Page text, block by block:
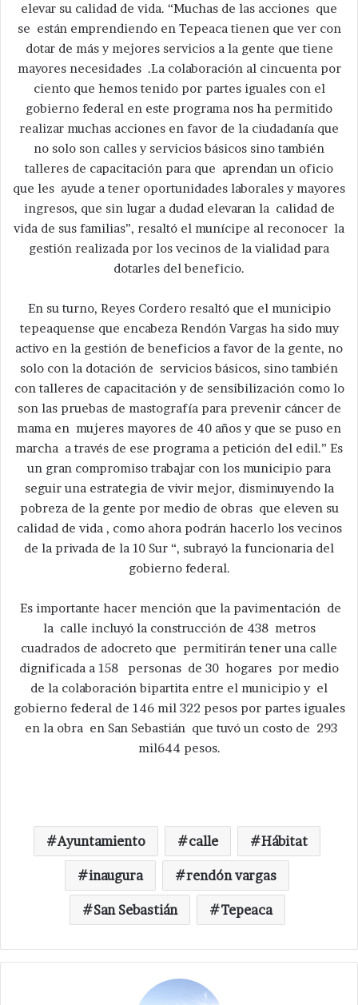
elevar su calidad de vida. “Muchas de las acciones que
se están emprendiendo en Tepeaca tienen que ver con
dotar de más y mejores servicios a la gente que tiene
mayores necesidades .La colaboración al cincuenta por
ciento que hemos tenido por partes iguales con el
gobierno federal en este programa nos ha permitido
realizar muchas acciones en favor de la ciudadanía que
no solo son calles y servicios básicos sino también
talleres de capacitación para que aprendan un oficio
que les ayude a tener oportunidades laborales y mayores
ingresos, que sin lugar a dudad elevaran la calidad de
vida de sus familias”, resaltó el munícipe al reconocer la
gestión realizada por los vecinos de la vialidad para
dotarles del beneficio.
En su turno, Reyes Cordero resaltó que el municipio
tepeaquense que encabeza Rendón Vargas ha sido muy
activo en la gestión de beneficios a favor de la gente, no
solo con la dotación de servicios básicos, sino también
con talleres de capacitación y de sensibilización como lo
son las pruebas de mastografía para prevenir cáncer de
mama en mujeres mayores de 40 años y que se puso en
marcha a través de ese programa a petición del edil.” Es
un gran compromiso trabajar con los municipio para
seguir una estrategia de vivir mejor, disminuyendo la
pobreza de la gente por medio de obras que eleven su
calidad de vida , como ahora podrán hacerlo los vecinos
de la privada de la 10 Sur “, subrayó la funcionaria del
gobierno federal.
Es importante hacer mención que la pavimentación de
la calle incluyó la construcción de 438 metros
cuadrados de adocreto que permitirán tener una calle
dignificada a 158 personas de 30 hogares por medio
de la colaboración bipartita entre el municipio y el
gobierno federal de 146 mil 322 pesos por partes iguales
en la obra en San Sebastián que tuvó un costo de 293
mil644 pesos.
Ayuntamiento calle Hábitat
inaugura rendón vargas
San Sebastián Tepeaca